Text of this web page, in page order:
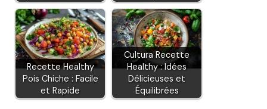
Recette Healthy
Pois Chiche : Facile
et Rapide
Cultura Recette
Healthy : Idées
Délicieuses et
Équilibrées